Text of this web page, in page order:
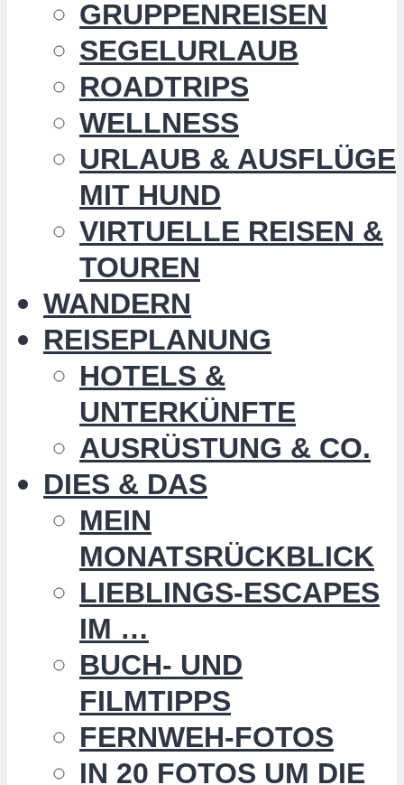
GRUPPENREISEN
SEGELURLAUB
ROADTRIPS
WELLNESS
URLAUB & AUSFLÜGE
MIT HUND
VIRTUELLE REISEN &
TOUREN
WANDERN
REISEPLANUNG
HOTELS &
UNTERKÜNFTE
AUSRÜSTUNG & CO.
DIES & DAS
MEIN
MONATSRÜCKBLICK
LIEBLINGS-ESCAPES
IM …
BUCH- UND
FILMTIPPS
FERNWEH-FOTOS
IN 20 FOTOS UM DIE